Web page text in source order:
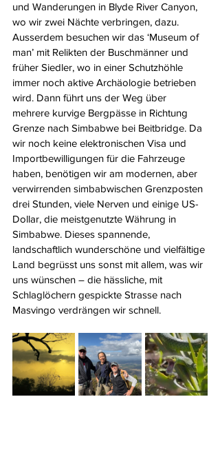
und Wanderungen in Blyde River Canyon,
wo wir zwei Nächte verbringen, dazu.
Ausserdem besuchen wir das ‘Museum of
man’ mit Relikten der Buschmänner und
früher Siedler, wo in einer Schutzhöhle
immer noch aktive Archäologie betrieben
wird. Dann führt uns der Weg über
mehrere kurvige Bergpässe in Richtung
Grenze nach Simbabwe bei Beitbridge. Da
wir noch keine elektronischen Visa und
Importbewilligungen für die Fahrzeuge
haben, benötigen wir am modernen, aber
verwirrenden simbabwischen Grenzposten
drei Stunden, viele Nerven und einige US-
Dollar, die meistgenutzte Währung in
Simbabwe. Dieses spannende,
landschaftlich wunderschöne und vielfältige
Land begrüsst uns sonst mit allem, was wir
uns wünschen – die hässliche, mit
Schlaglöchern gespickte Strasse nach
Masvingo verdrängen wir schnell.